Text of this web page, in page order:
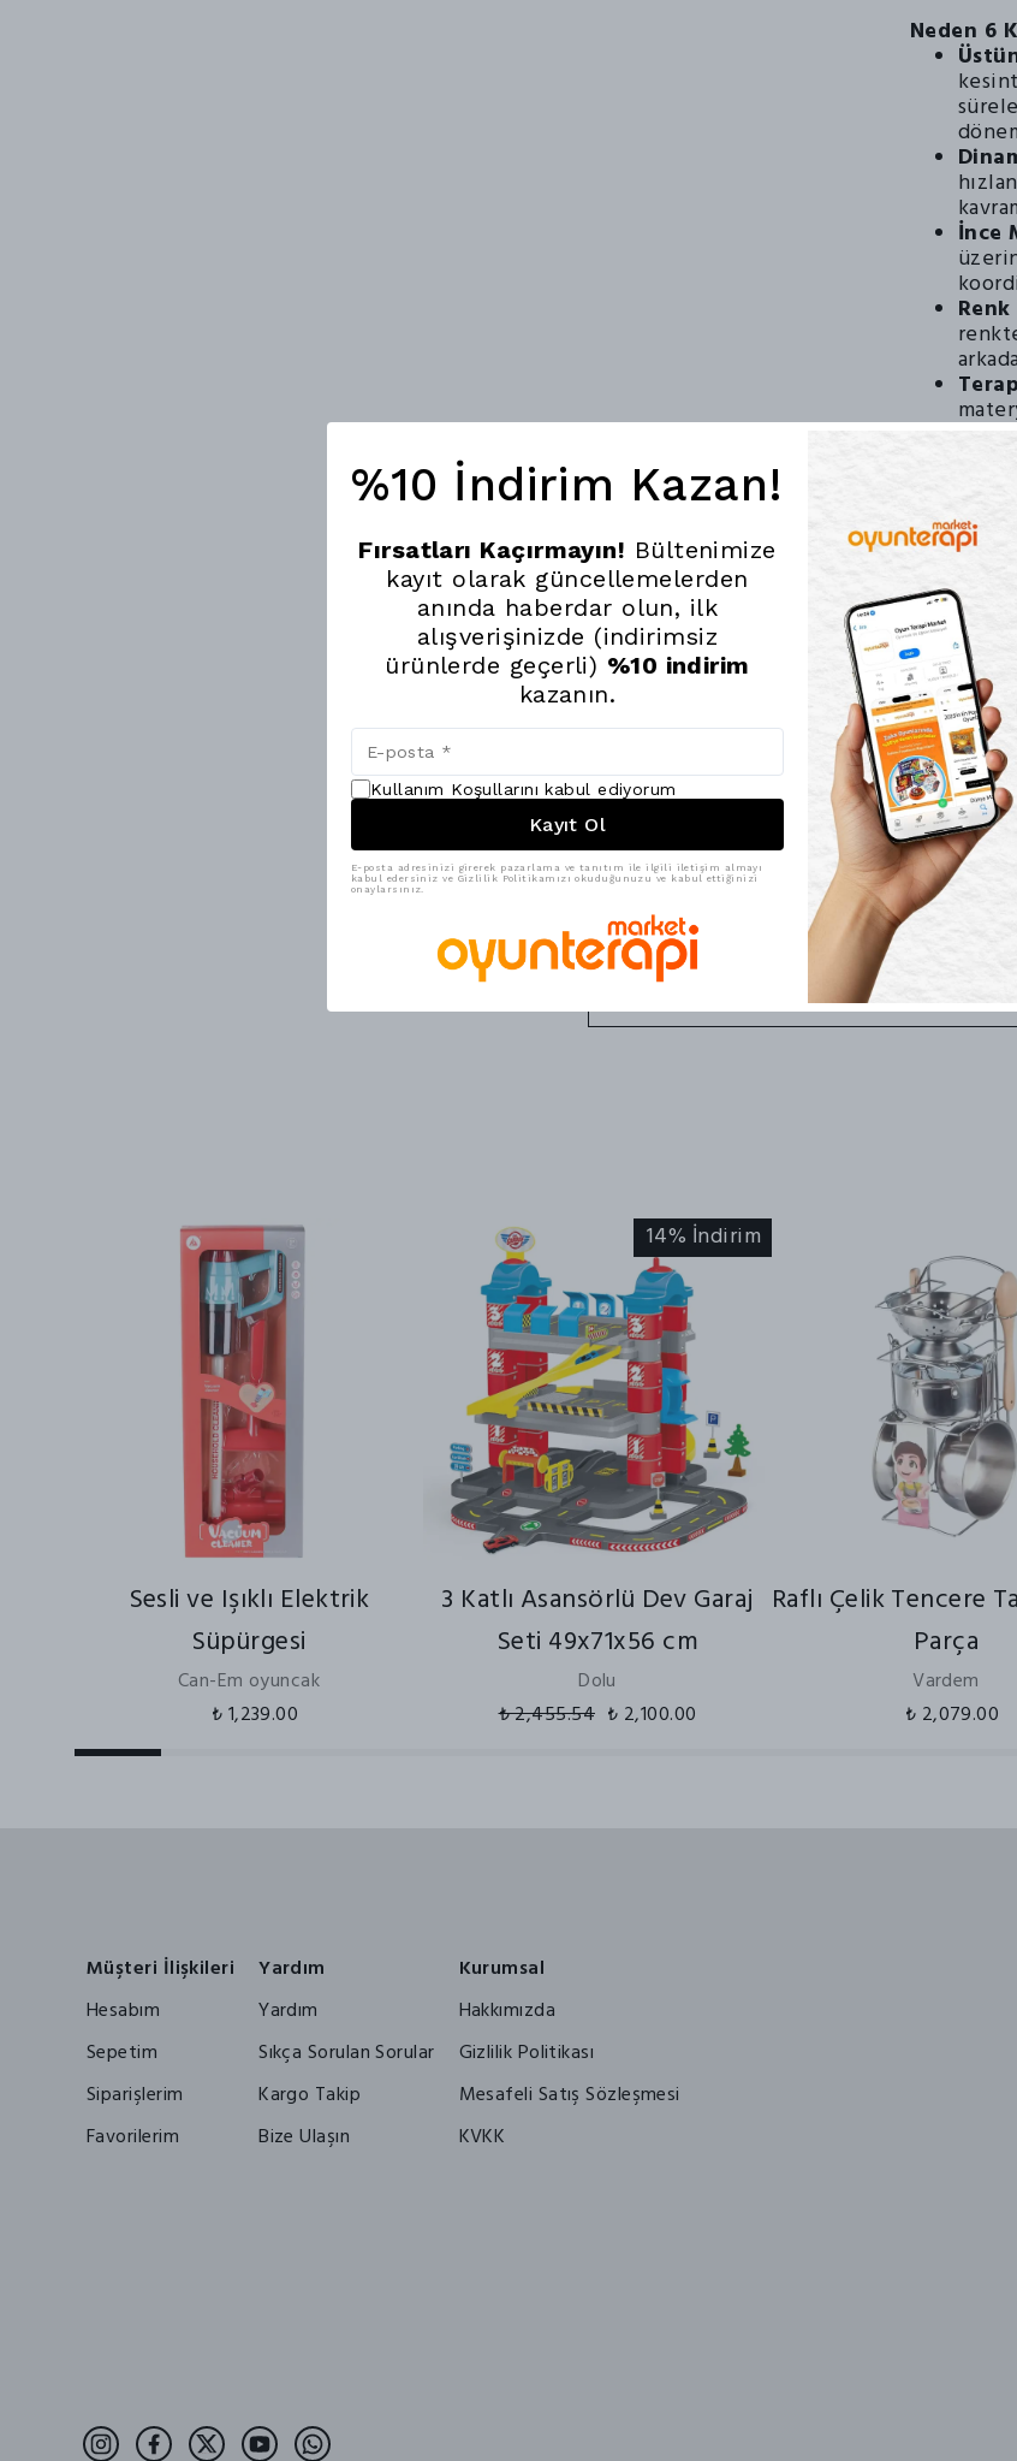
Neden 6
İnce
Gelişimi
26x33x8
tetikler.
Oyun
dev
Sıla
Sesli ve Işıklı Elektrik
Süpürgesi
Can-Em oyuncak
₺ 1,239.00
14% İndirim
3 Katlı Asansörlü Dev Garaj
Seti 49x71x56 cm
Dolu
₺ 2,455.54 ₺ 2,100.00
Raflı Çelik Tencere
Parça
Vardem
₺ 2,079.00
Müşteri İlişkileri
Hesabım
Sepetim
Siparişlerim
Favorilerim
Yardım
Yardım
Sıkça Sorulan Sorular
Kargo Takip
Bize Ulaşın
Kurumsal
Hakkımızda
Gizlilik Politikası
Mesafeli Satış Sözleşmesi
KVKK
%10 İndirim Kazan!
Fırsatları Kaçırmayın! Bültenimize
kayıt olarak güncellemelerden
anında haberdar olun, ilk
alışverişinizde (indirimsiz
ürünlerde geçerli) %10 indirim
kazanın.
Kullanım Koşullarını kabul ediyorum
Kayıt Ol
E-posta adresinizi girerek pazarlama ve tanıtım ile ilgili iletişim almayı
kabul edersiniz ve Gizlilik Politikamızı okuduğunuzu ve kabul ettiğinizi
onaylarsınız.